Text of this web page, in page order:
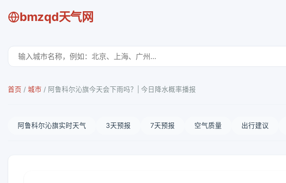
bmzqd天气网
首页 / 城市 / 阿鲁科尔沁旗今天会下雨吗？| 今日降水概率播报
阿鲁科尔沁旗实时天气 3天预报 7天预报 空气质量 出行建议